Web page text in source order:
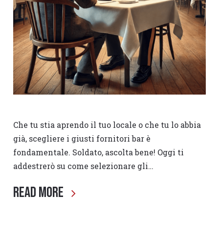
Che tu stia aprendo il tuo locale o che tu lo abbia
già, scegliere i giusti fornitori bar è
fondamentale. Soldato, ascolta bene! Oggi ti
addestrerò su come selezionare gli…
Read More